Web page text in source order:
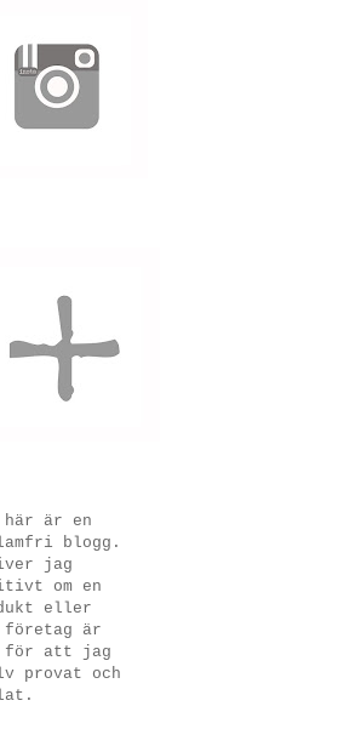
här är en
blogg.
jag
om en
eller
är
för att jag
provat och